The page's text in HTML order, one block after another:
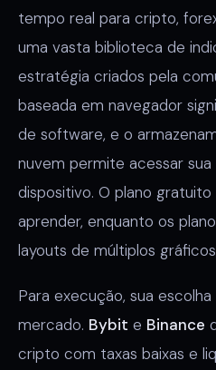
tempo real para cripto,
uma vasta biblioteca de
estratégia criados pela
baseada em navegador
de software, e o
nuvem permite acessar sua
dispositivo. O plano
aprender, enquanto os
layouts de múltiplos
Para execução, sua
mercado. Bybit e Binance
cripto com taxas baixas e